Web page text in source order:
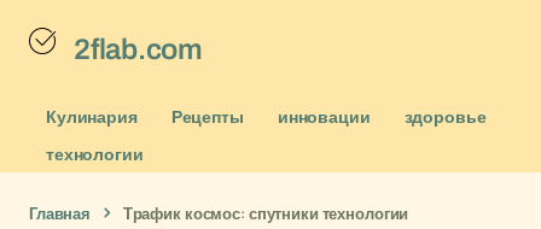
2flab.com
Кулинария Рецепты инновации
здоровье
технологии
Главная Трафик космос: спутники технологии